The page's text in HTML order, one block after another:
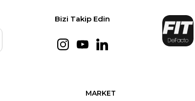
Bizi Takip Edin
MARKET